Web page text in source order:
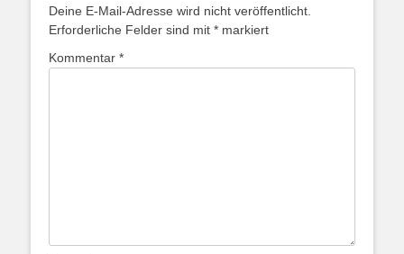
Deine E-Mail-Adresse wird nicht veröffentlicht.
Erforderliche Felder sind mit * markiert
Kommentar *